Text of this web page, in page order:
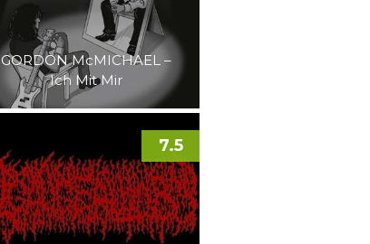
GORDON McMICHAEL –
Ich Mit Mir
7.5